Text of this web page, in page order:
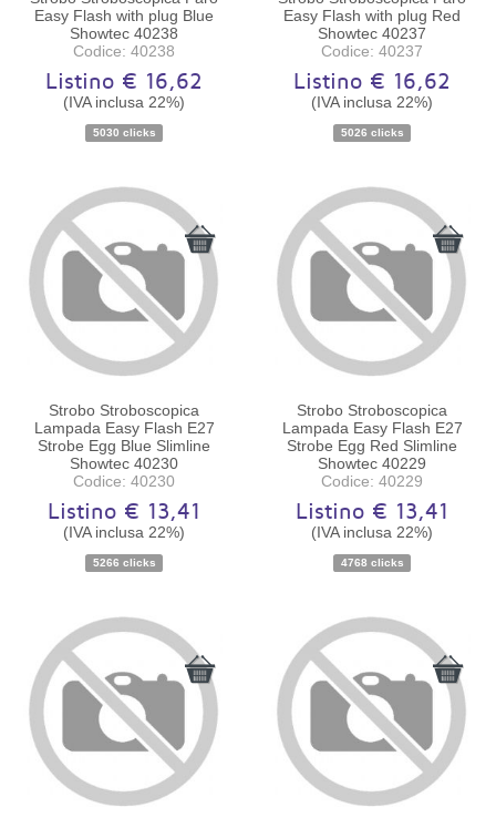
Disponibilità:Ordinabile
Easy Flash with plug Blue
Showtec 40238
Codice: 40238
Listino € 16,62
(IVA inclusa 22%)
5030 clicks
Disponibilità:Ordinabile
Easy Flash with plug Red
Showtec 40237
Codice: 40237
Listino € 16,62
(IVA inclusa 22%)
5026 clicks
Disponibilità:Ordinabile
Strobo Stroboscopica
Lampada Easy Flash E27
Strobe Egg Blue Slimline
Showtec 40230
Codice: 40230
Listino € 13,41
(IVA inclusa 22%)
5266 clicks
Disponibilità:Ordinabile
Strobo Stroboscopica
Lampada Easy Flash E27
Strobe Egg Red Slimline
Showtec 40229
Codice: 40229
Listino € 13,41
(IVA inclusa 22%)
4768 clicks